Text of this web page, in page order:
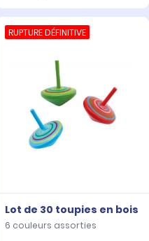
RUPTURE DÉFINITIVE
Lot de 30 toupies en bois
6 couleurs assorties